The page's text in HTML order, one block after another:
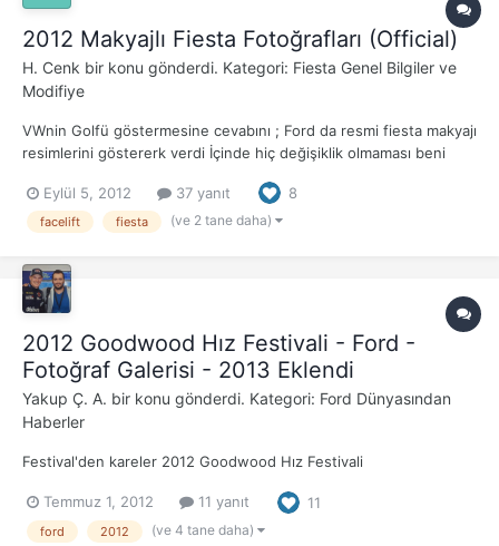
2012 Makyajlı Fiesta Fotoğrafları (Official)
H. Cenk bir konu gönderdi. Kategori: Fiesta Genel Bilgiler ve
Modifiye
VWnin Golfü göstermesine cevabını ; Ford da resmi fiesta makyajı
resimlerini göstererk verdi İçinde hiç değişiklik olmaması beni
satışa çıkması bekleniyor. Yeni Makyajlı Fiesta Daha keskin
dizaynlı ve yenilikçi d...
Eylül 5, 2012 37 yanıt 8
facelift fiesta (ve 2 tane daha)
2012 Goodwood Hız Festivali - Ford -
Fotoğraf Galerisi - 2013 Eklendi
Yakup Ç. A. bir konu gönderdi. Kategori: Ford Dünyasından
Haberler
Festival'den kareler 2012 Goodwood Hız Festivali
Temmuz 1, 2012 11 yanıt 11
ford 2012 (ve 4 tane daha)